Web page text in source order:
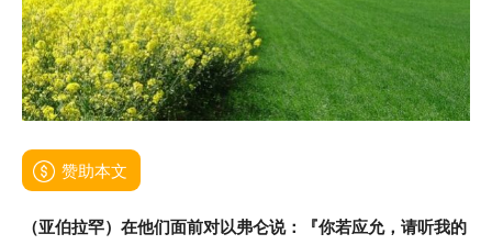
赞助本文
（亚伯拉罕）在他们面前对以弗仑说：『你若应允，请听我的